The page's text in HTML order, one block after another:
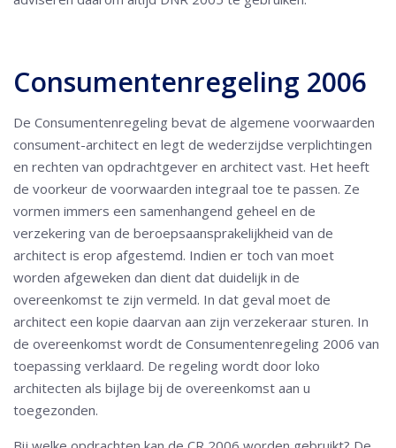
Consumentenregeling 2006
De Consumentenregeling bevat de algemene voorwaarden
consument-architect en legt de wederzijdse verplichtingen
en rechten van opdrachtgever en architect vast. Het heeft
de voorkeur de voorwaarden integraal toe te passen. Ze
vormen immers een samenhangend geheel en de
verzekering van de beroepsaansprakelijkheid van de
architect is erop afgestemd. Indien er toch van moet
worden afgeweken dan dient dat duidelijk in de
overeenkomst te zijn vermeld. In dat geval moet de
architect een kopie daarvan aan zijn verzekeraar sturen. In
de overeenkomst wordt de Consumentenregeling 2006 van
toepassing verklaard. De regeling wordt door loko
architecten als bijlage bij de overeenkomst aan u
toegezonden.